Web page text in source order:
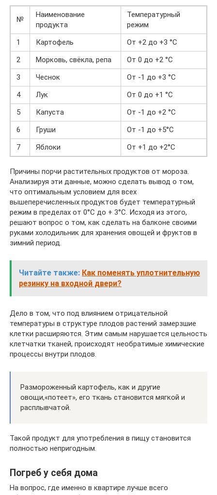
№
Наименование
продукта
Температурный
режим
1
Картофель
От +2 до +3 °C
2
Морковь, свёкла, репа
От 0 до +2 °C
3
Чеснок
От -1 до +3 °C
4
Лук
От 0 до +1 °C
5
Капуста
От -1 до +2 °C
6
Груши
От -1 до +5°C
7
Яблоки От +1 до +2°C
Причины порчи растительных продуктов от мороза.
Анализируя эти данные, можно сделать вывод о том,
что оптимальным условием для всех
вышеперечисленных продуктов будет температурный
режим в пределах от 0°C до + 3°C. Исходя из этого,
решают вопрос о том, как сделать на балконе своими
руками холодильник для хранения овощей и фруктов в
зимний период.
Читайте также: Как поменять уплотнительную
резинку на входной двери?
Дело в том, что под влиянием отрицательной
температуры в структуре плодов растений замерзшие
клетки расширяются. Этим самым нарушается цельность
клетчатки тканей, происходят необратимые химические
процессы внутри плодов.
Размороженный картофель, как и другие
овощи,«потеет», его ткань становится мягкой и
расплывчатой.
Такой продукт для употребления в пищу становится
полностью непригодным.
Погреб у себя дома
На вопрос, где именно в квартире лучше всего